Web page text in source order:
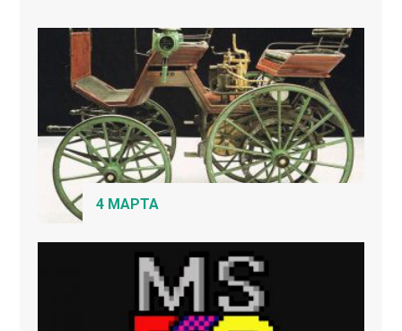
4 МАРТА